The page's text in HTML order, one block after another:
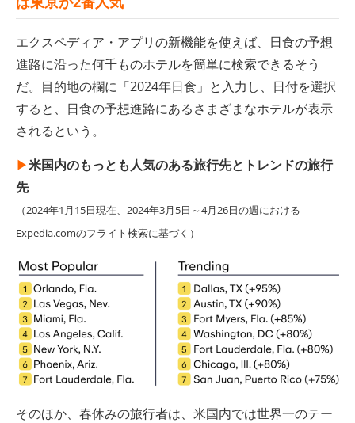
エクスペディア・アプリの新機能を使えば、日食の予想
進路に沿った何千ものホテルを簡単に検索できるそう
だ。目的地の欄に「2024年日食」と入力し、日付を選択
すると、日食の予想進路にあるさまざまなホテルが表示
されるという。
▶︎米国内のもっとも人気のある旅行先とトレンドの旅行
先
（2024年1月15日現在、2024年3月5日～4月26日の週における
Expedia.comのフライト検索に基づく）
そのほか、春休みの旅行者は、米国内では世界一のテー